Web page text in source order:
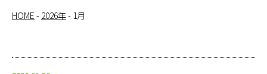
HOME - 2026年- 1月